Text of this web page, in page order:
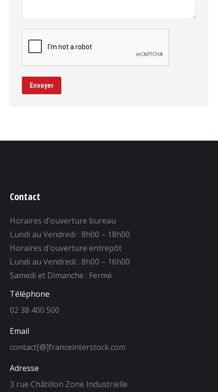
Envoyer
Contact
Horaires d'ouverture bureau
Lundi au Vendredi : 8h00 – 18h00
Horaires d'ouverture entrepôt
Lundi au Vendredi : 8h00 – 16h00
Samedi et Dimanche : Fermé
Téléphone
02 38 400 500
Email
contact[@]franceinterstock.com
Adresse
3 rue Châtillon Zone Industrielle